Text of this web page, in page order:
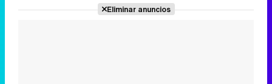
Eliminar anuncios